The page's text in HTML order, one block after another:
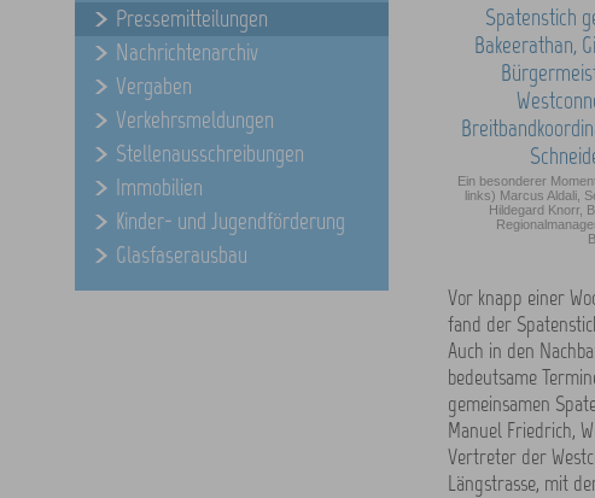
Pressemitteilungen
Nachrichtenarchiv
Vergaben
Verkehrsmeldungen
Stellenausschreibungen
Immobilien
Kinder- und Jugendförderung
Glasfaserausbau
Ein besonderer
links) Marcus Aldali,
Hildegard Knorr,
Vor knapp einer
fand der
Auch in den
bedeutsame
gemeinsamen
Manuel Friedrich,
Vertreter der
Längstrasse, mit